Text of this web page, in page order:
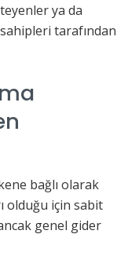
ya da
tarafından
bağlı olarak
olduğu için sabit
genel gider